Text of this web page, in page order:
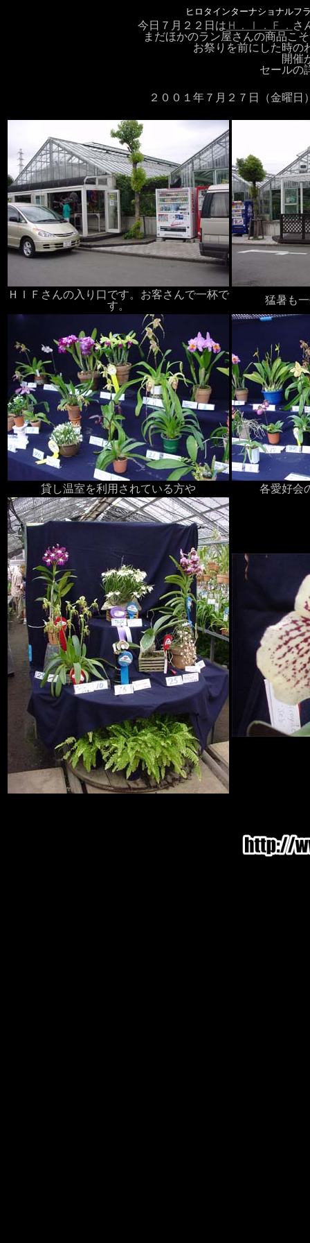
ヒロタインターナショナルフ
今日７月２２日は Ｈ．Ｉ．Ｆ． さ
まだほかのラン屋さんの商品こ
お祭りを前にした時の
開催
セールの
２００１年７月２７日（金曜
ＨＩＦさんの入り口です。お客さんで一杯で
す。
猛暑も
貸し温室を利用されている方や 各愛好会